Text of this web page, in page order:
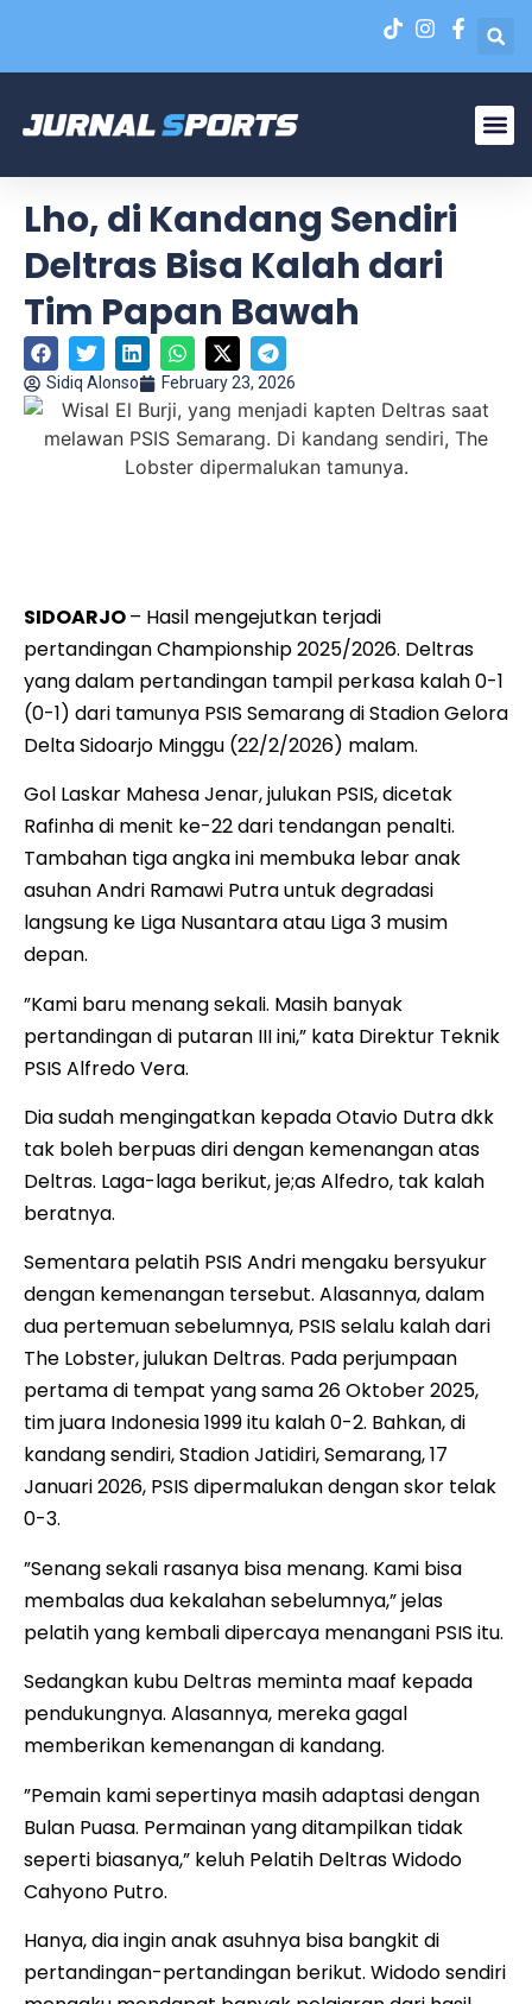
Lho, di Kandang Sendiri
Deltras Bisa Kalah dari
Tim Papan Bawah
Sidiq Alonso February 23, 2026
SIDOARJO– Hasil mengejutkan terjadi
pertandingan Championship 2025/2026. Deltras
yang dalam pertandingan tampil perkasa kalah 0-1
(0-1) dari tamunya PSIS Semarang di Stadion Gelora
Delta Sidoarjo Minggu (22/2/2026) malam.
Gol Laskar Mahesa Jenar, julukan PSIS, dicetak
Rafinha di menit ke-22 dari tendangan penalti.
Tambahan tiga angka ini membuka lebar anak
asuhan Andri Ramawi Putra untuk degradasi
langsung ke Liga Nusantara atau Liga 3 musim
depan.
”Kami baru menang sekali. Masih banyak
pertandingan di putaran III ini,” kata Direktur Teknik
PSIS Alfredo Vera.
Dia sudah mengingatkan kepada Otavio Dutra dkk
tak boleh berpuas diri dengan kemenangan atas
Deltras. Laga-laga berikut, je;as Alfedro, tak kalah
beratnya.
Sementara pelatih PSIS Andri mengaku bersyukur
dengan kemenangan tersebut. Alasannya, dalam
dua pertemuan sebelumnya, PSIS selalu kalah dari
The Lobster, julukan Deltras. Pada perjumpaan
pertama di tempat yang sama 26 Oktober 2025,
tim juara Indonesia 1999 itu kalah 0-2. Bahkan, di
kandang sendiri, Stadion Jatidiri, Semarang, 17
Januari 2026, PSIS dipermalukan dengan skor telak
0-3.
”Senang sekali rasanya bisa menang. Kami bisa
membalas dua kekalahan sebelumnya,” jelas
pelatih yang kembali dipercaya menangani PSIS itu.
Sedangkan kubu Deltras meminta maaf kepada
pendukungnya. Alasannya, mereka gagal
memberikan kemenangan di kandang.
”Pemain kami sepertinya masih adaptasi dengan
Bulan Puasa. Permainan yang ditampilkan tidak
seperti biasanya,” keluh Pelatih Deltras Widodo
Cahyono Putro.
Hanya, dia ingin anak asuhnya bisa bangkit di
pertandingan-pertandingan berikut. Widodo sendiri